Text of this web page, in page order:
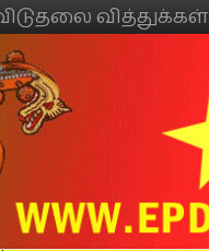
வித்துக்கள்